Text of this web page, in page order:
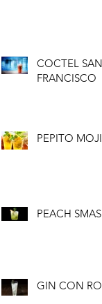
COCTEL SAN
FRANCISCO
PEPITO
PEACH
GIN CON